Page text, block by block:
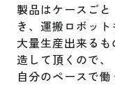
製品はケースご
き、運搬ロボット
大量生産出来る
造して頂くので、
自分のペースで